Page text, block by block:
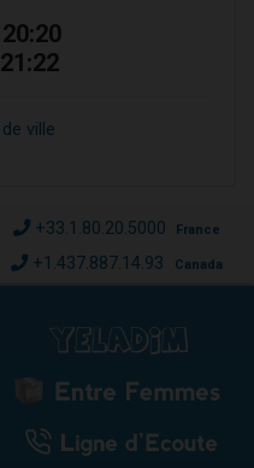
20:20
21:22
ville
+33.1.80.20.5000 France
+1.437.887.14.93 Canada